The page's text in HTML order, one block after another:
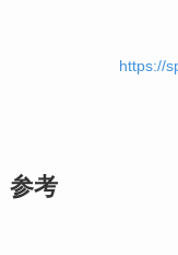
https://
参考